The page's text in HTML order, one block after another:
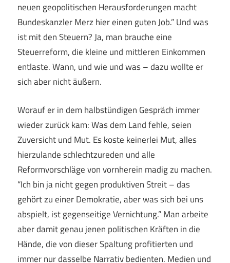
neuen geopolitischen Herausforderungen macht
Bundeskanzler Merz hier einen guten Job.” Und was
ist mit den Steuern? Ja, man brauche eine
Steuerreform, die kleine und mittleren Einkommen
entlaste. Wann, und wie und was – dazu wollte er
sich aber nicht äußern.
Worauf er in dem halbstündigen Gespräch immer
wieder zurück kam: Was dem Land fehle, seien
Zuversicht und Mut. Es koste keinerlei Mut, alles
hierzulande schlechtzureden und alle
Reformvorschläge von vornherein madig zu machen.
“Ich bin ja nicht gegen produktiven Streit – das
gehört zu einer Demokratie, aber was sich bei uns
abspielt, ist gegenseitige Vernichtung.” Man arbeite
aber damit genau jenen politischen Kräften in die
Hände, die von dieser Spaltung profitierten und
immer nur dasselbe Narrativ bedienten. Medien und